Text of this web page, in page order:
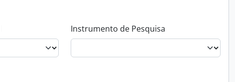
Instrumento de Pesquisa